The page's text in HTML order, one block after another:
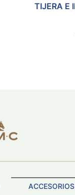
TIJERA E
ACCESORIOS